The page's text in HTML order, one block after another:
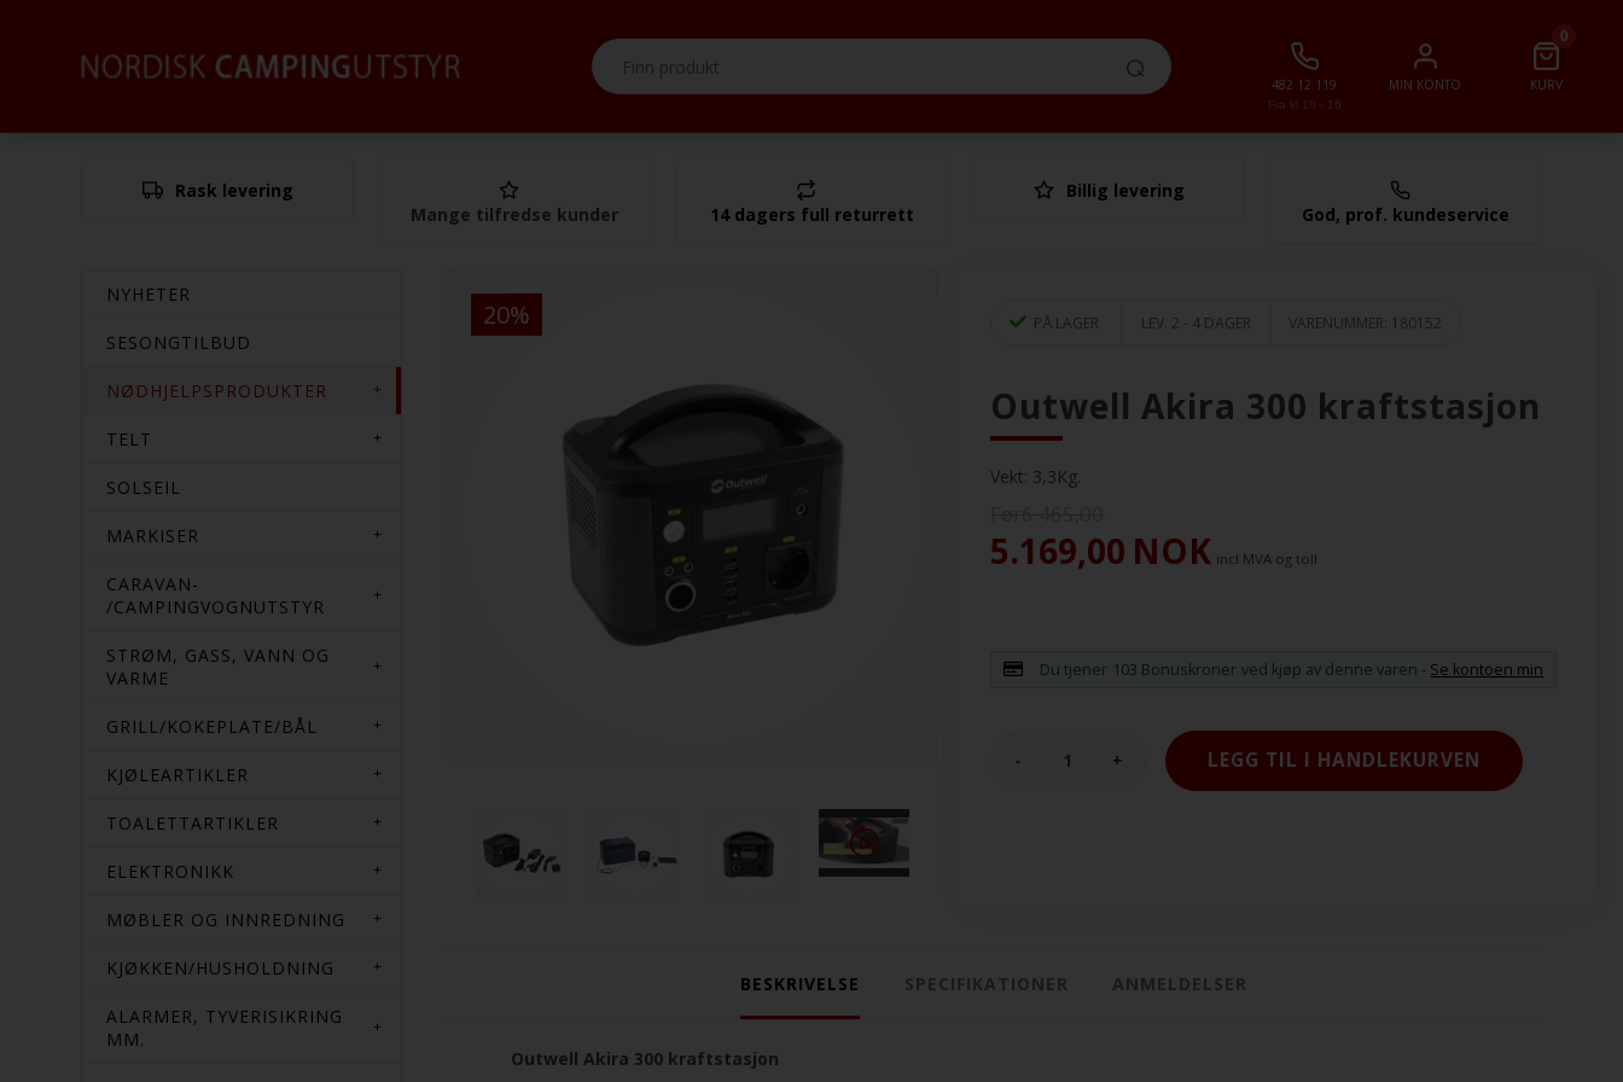
Fra kl 10 - 16
482 12 119 MIN KONTO
0
KURV
I alt
Rask levering
Mange tilfredse kunder
14 dagers full returrett
Billig levering
God, prof. kundeservice
NYHETER
SESONGTILBUD
NØDHJELPSPRODUKTER
TELT
SOLSEIL
MARKISER
CARAVAN-
/CAMPINGVOGNUTSTYR
STRØM, GASS, VANN OG
VARME
GRILL/KOKEPLATE/BÅL
KJØLEARTIKLER
TOALETTARTIKLER
ELEKTRONIKK
MØBLER OG INNREDNING
KJØKKEN/HUSHOLDNING
ALARMER, TYVERISIKRING
MM.
20% PÅ LAGER LEV. 2 - 4 DAGER VARENUMMER: 180152
Outwell Akira 300 kraftstasjon
Vekt: 3,3Kg.
5.169,00 NOK incl MVA og toll
Du tjener 103 Bonuskroner ved kjøp av denne varen - Se kontoen min
- +
BESKRIVELSE SPECIFIKATIONER ANMELDELSER
Outwell Akira 300 kraftstasjon